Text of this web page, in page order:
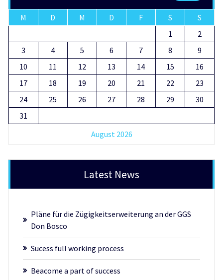
August 2026
M D M D F S
S
1
2
3
4 5 6 7 8
9
10
11 12 13 14 15
16
17
18 19 20 21 22
23
24
25 26 27 28 29
30
31
Latest News
Pläne für die Zügigkeitserweiterung an der GGS
Don Bosco
Sucess full working process
Beacome a part of success